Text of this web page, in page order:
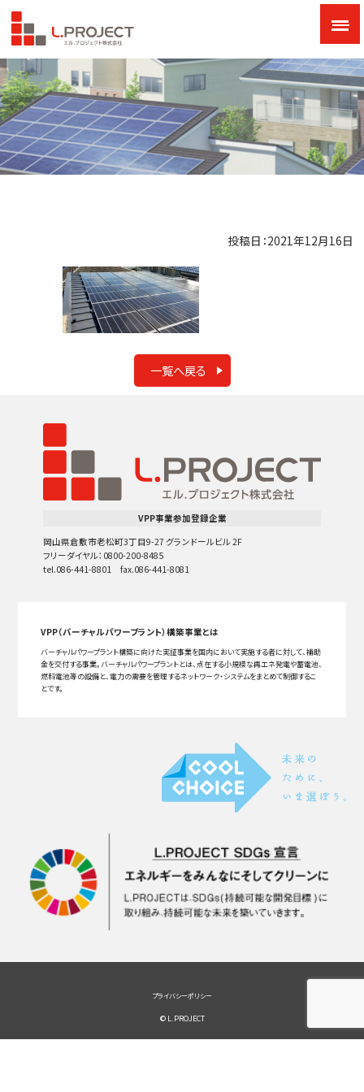
投稿日：2021年12月16日
一覧へ戻る
VPP事業参加登録企業
岡山県倉敷市老松町3丁目9-27 グランドールビル 2F
フリーダイヤル：0800-200-8485
tel.086-441-8801 fax.086-441-8081
VPP（バーチャルパワープラント）構築事業とは
バーチャルパワープラント構築に向けた実証事業を国内において実施する者に対して、補助
金を交付する事業。バーチャルパワープラントとは、点在する小規模な再エネ発電や蓄電池、
燃料電池等の設備と、電力の需要を管理するネットワーク・システムをまとめて制御するこ
とです。
プライバシーポリシー
© L.PROJECT